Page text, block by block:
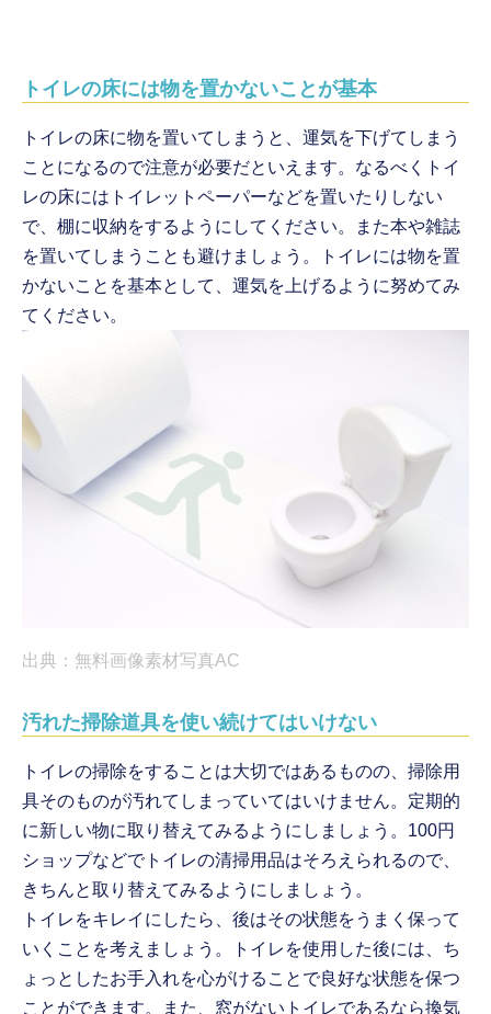
トイレの床には物を置かないことが基本
トイレの床に物を置いてしまうと、運気を下げてしまう
ことになるので注意が必要だといえます。なるべくトイ
レの床にはトイレットペーパーなどを置いたりしない
で、棚に収納をするようにしてください。また本や雑誌
を置いてしまうことも避けましょう。トイレには物を置
かないことを基本として、運気を上げるように努めてみ
てください。
出典：無料画像素材写真AC
汚れた掃除道具を使い続けてはいけない
トイレの掃除をすることは大切ではあるものの、掃除用
具そのものが汚れてしまっていてはいけません。定期的
に新しい物に取り替えてみるようにしましょう。100円
ショップなどでトイレの清掃用品はそろえられるので、
きちんと取り替えてみるようにしましょう。
トイレをキレイにしたら、後はその状態をうまく保って
いくことを考えましょう。トイレを使用した後には、ち
ょっとしたお手入れを心がけることで良好な状態を保つ
ことができます。また、窓がないトイレであるなら換気